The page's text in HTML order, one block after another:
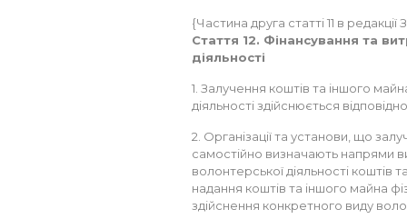
{Частина друга статті 11 в
Стаття 12. Фінансування та
діяльності
1. Залучення коштів та іншого
діяльності здійснюється
2. Організації та установи, що
самостійно визначають напрями
волонтерської діяльності коштів
надання коштів та іншого майна
здійснення конкретного виду